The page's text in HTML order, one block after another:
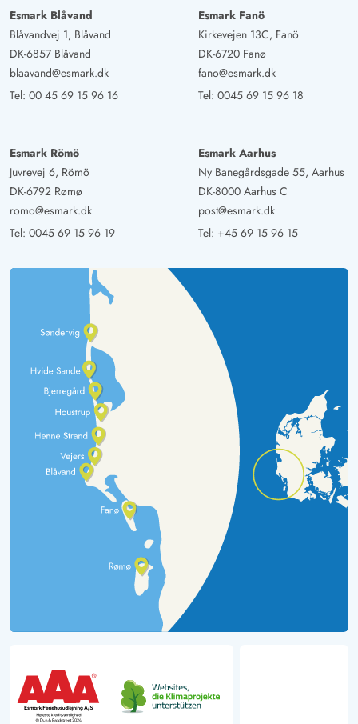
Esmark Blåvand
Blåvandvej 1, Blåvand
DK-6857 Blåvand
blaavand@esmark.dk
Tel: 00 45 69 15 96 16
Esmark Fanö
Kirkevejen 13C, Fanö
DK-6720 Fanø
fano@esmark.dk
Tel: 0045 69 15 96 18
Esmark Römö
Juvrevej 6, Römö
DK-6792 Rømø
romo@esmark.dk
Tel: 0045 69 15 96 19
Esmark Aarhus
Ny Banegårdsgade 55, Aarhus
DK-8000 Aarhus C
post@esmark.dk
Tel: +45 69 15 96 15